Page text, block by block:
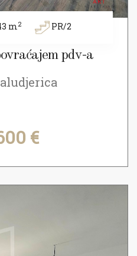
m2 PR/2
pdv-a
€